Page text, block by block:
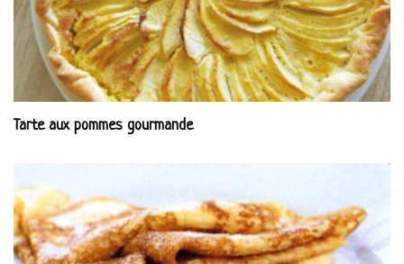
Tarte aux pommes gourmande